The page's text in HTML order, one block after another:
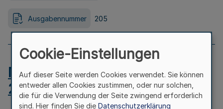
Ausgabennummer 205
MB.NRW 2026 Nr. 204 vom
24.07.2026
Cookie-Einstellungen
Auf dieser Seite werden Cookies verwendet. Sie können
entweder allen Cookies zustimmen, oder nur solchen,
die für die Verwendung der Seite zwingend erforderlich
sind. Hier finden Sie die Datenschutzerklärung